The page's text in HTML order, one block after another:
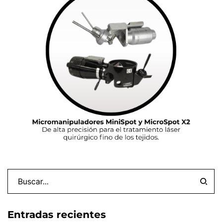
Entradas recientes